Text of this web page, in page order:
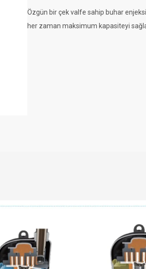
Özgün bir çek valfe sahip buhar
her zaman maksimum kapasiteyi